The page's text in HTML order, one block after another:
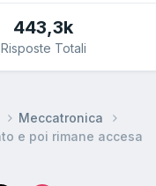
443,3k
Risposte Totali
Meccatronica
e poi rimane accesa